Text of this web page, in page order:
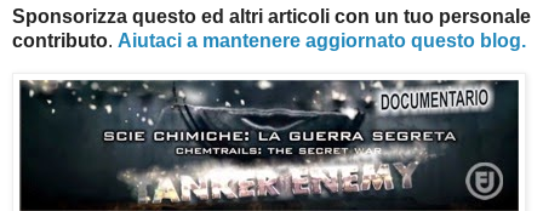
Sponsorizza questo ed altri articoli con un tuo personale
contributo. Aiutaci a mantenere aggiornato questo blog.